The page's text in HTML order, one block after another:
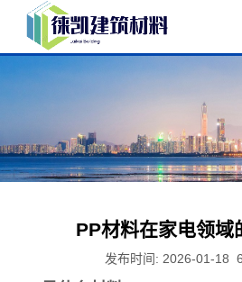
PP材料在家电领域
发布时间: 2026-01-18